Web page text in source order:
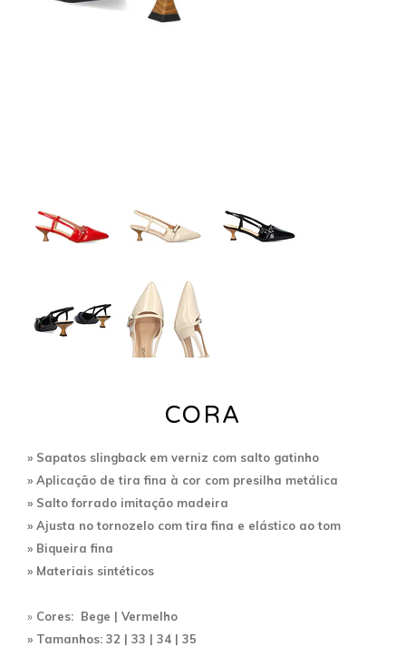
CORA
» Sapatos slingback em verniz com salto gatinho
» Aplicação de tira fina à cor com presilha metálica
» Saltoforrado imitação madeira
» Ajusta no tornozelo com tira fina e elástico ao tom
» Biqueira fina
» Materiais sintéticos
» Cores: Bege | Vermelho
» Tamanhos: 32 | 33 | 34 | 35